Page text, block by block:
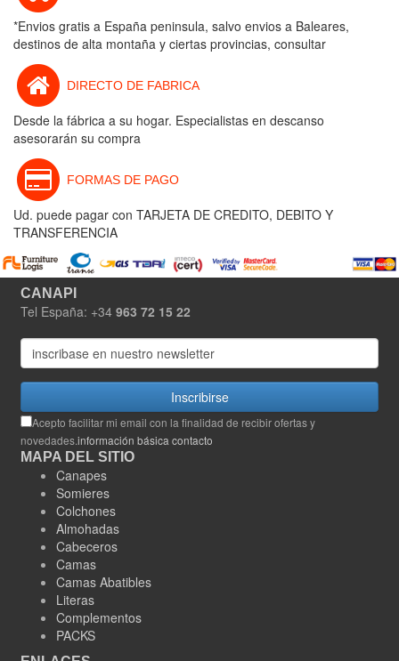
*Envios gratis a España peninsula, salvo envios a Baleares,
destinos de alta montaña y ciertas provincias, consultar
DIRECTO DE FABRICA
Desde la fábrica a su hogar. Especialistas en descanso
asesorarán su compra
FORMAS DE PAGO
Ud. puede pagar con TARJETA DE CREDITO, DEBITO Y
TRANSFERENCIA
CANAPI
Tel España: +34 963 72 15 22
Inscribirse
Acepto facilitar mi email con la finalidad de recibir ofertas y
novedades.información básica contacto
MAPA DEL SITIO
Canapes
Somieres
Colchones
Almohadas
Cabeceros
Camas
Camas Abatibles
Literas
Complementos
PACKS